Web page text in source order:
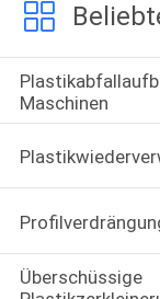
Maschinen
Überschüssige